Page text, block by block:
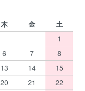
木 金
土
1
6 7
8
13 14
15
20 21
22